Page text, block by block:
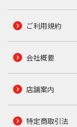
ご利用規約
会社概要
店舗案内
特定商取引法